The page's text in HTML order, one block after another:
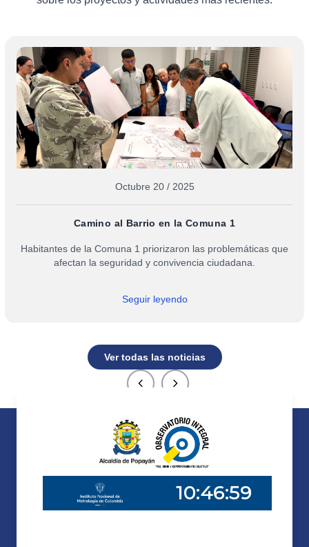
Octubre 20 / 2025
Camino al Barrio en la Comuna 1
Habitantes de la Comuna 1 priorizaron las problemáticas que
afectan la seguridad y convivencia ciudadana.
Seguir leyendo
Ver todas las noticias